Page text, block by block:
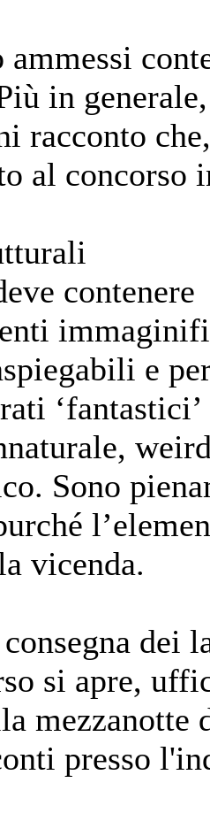
ammessi
in
racconto
al concorso
e
Sono
vicenda.
consegna
si apre,
mezzanotte
presso